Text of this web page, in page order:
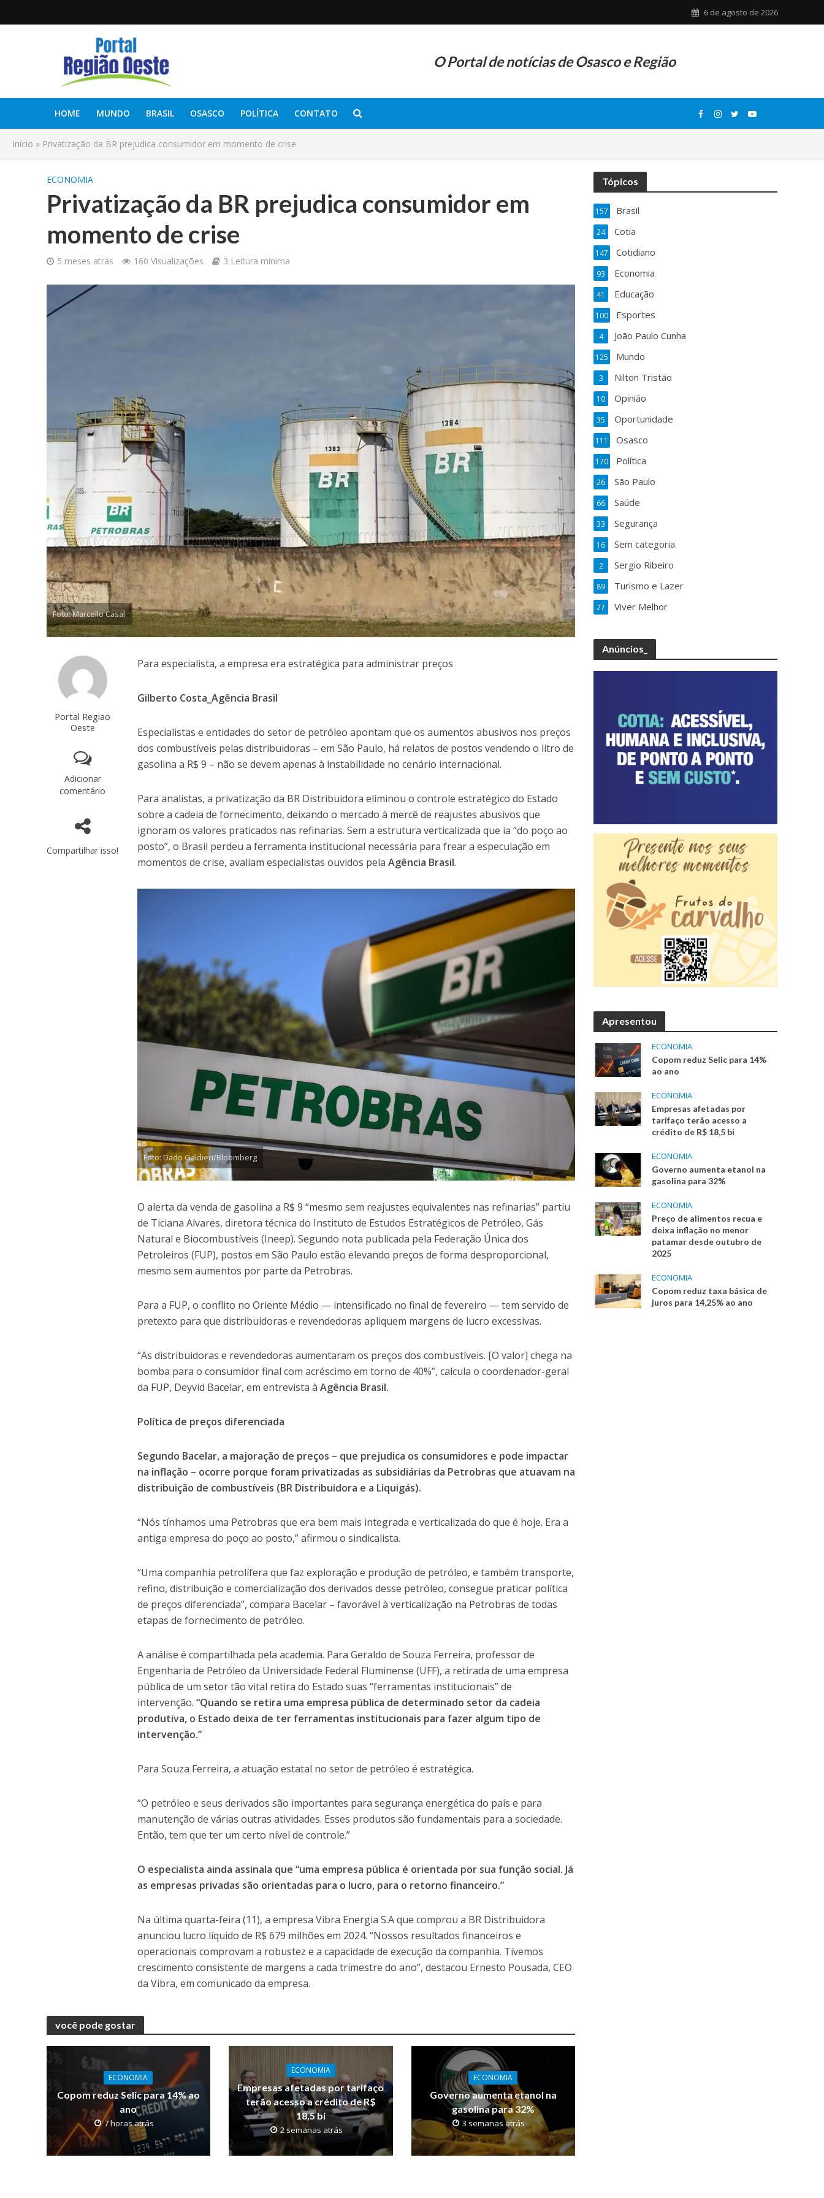
6 de agosto de 2026
O Portal de notícias de Osasco e Região
HOME MUNDO BRASIL OSASCO POLÍTICA CONTATO
Início » Privatização da BR prejudica consumidor em momento de crise
ECONOMIA
Privatização da BR prejudica consumidor em
momento de crise
5 meses atrás 160 Visualizações 3 Leitura mínima
Foto: Marcello Casal
Portal Regiao
Oeste
Adicionar
comentário
Compartilhar isso!
Para especialista, a empresa era estratégica para administrar preços
Gilberto Costa_Agência Brasil
Especialistas e entidades do setor de petróleo apontam que os aumentos abusivos nos preços
dos combustíveis pelas distribuidoras – em São Paulo, há relatos de postos vendendo o litro de
gasolina a R$ 9 – não se devem apenas à instabilidade no cenário internacional.
Para analistas, a privatização da BR Distribuidora eliminou o controle estratégico do Estado
sobre a cadeia de fornecimento, deixando o mercado à mercê de reajustes abusivos que
ignoram os valores praticados nas refinarias. Sem a estrutura verticalizada que ia “do poço ao
posto”, o Brasil perdeu a ferramenta institucional necessária para frear a especulação em
momentos de crise, avaliam especialistas ouvidos pelaAgência Brasil.
Foto: Dado Galdieri/Bloomberg
O alerta da venda de gasolina a R$ 9 “mesmo sem reajustes equivalentes nas refinarias” partiu
de Ticiana Alvares, diretora técnica do Instituto de Estudos Estratégicos de Petróleo, Gás
Natural e Biocombustíveis (Ineep). Segundo nota publicada pela Federação Única dos
Petroleiros (FUP), postos em São Paulo estão elevando preços de forma desproporcional,
mesmo sem aumentos por parte da Petrobras.
Para a FUP, o conflito no Oriente Médio — intensificado no final de fevereiro — tem servido de
pretexto para que distribuidoras e revendedoras apliquem margens de lucro excessivas.
“As distribuidoras e revendedoras aumentaram os preços dos combustíveis. [O valor] chega na
bomba para o consumidor final com acréscimo em torno de 40%”, calcula o coordenador-geral
da FUP, Deyvid Bacelar, em entrevista àAgência Brasil.
Política de preços diferenciada
Segundo Bacelar, a majoração de preços – que prejudica os consumidores e pode impactar
na inflação – ocorre porque foram privatizadas as subsidiárias da Petrobras que atuavam na
distribuição de combustíveis (BR Distribuidora e a Liquigás).
“Nós tínhamos uma Petrobras que era bem mais integrada e verticalizada do que é hoje. Era a
antiga empresa do poço ao posto,” afirmou o sindicalista.
“Uma companhia petrolífera que faz exploração e produção de petróleo, e também transporte,
refino, distribuição e comercialização dos derivados desse petróleo, consegue praticar política
de preços diferenciada”, compara Bacelar – favorável à verticalização na Petrobras de todas
etapas de fornecimento de petróleo.
A análise é compartilhada pela academia. Para Geraldo de Souza Ferreira, professor de
Engenharia de Petróleo da Universidade Federal Fluminense (UFF), a retirada de uma empresa
pública de um setor tão vital retira do Estado suas “ferramentas institucionais” de
intervenção.“Quando se retira uma empresa pública de determinado setor da cadeia
produtiva, o Estado deixa de ter ferramentas institucionais para fazer algum tipo de
intervenção.”
Para Souza Ferreira, a atuação estatal no setor de petróleo é estratégica.
“O petróleo e seus derivados são importantes para segurança energética do país e para
manutenção de várias outras atividades. Esses produtos são fundamentais para a sociedade.
Então, tem que ter um certo nível de controle.”
O especialista ainda assinala que “uma empresa pública é orientada por sua função social. Já
as empresas privadas são orientadas para o lucro, para o retorno financeiro.”
Na última quarta-feira (11), a empresa Vibra Energia S.A que comprou a BR Distribuidora
anunciou lucro líquido de R$ 679 milhões em 2024. “Nossos resultados financeiros e
operacionais comprovam a robustez e a capacidade de execução da companhia. Tivemos
crescimento consistente de margens a cada trimestre do ano”, destacou Ernesto Pousada, CEO
da Vibra, em comunicado da empresa.
você pode gostar
ECONOMIA
Copom reduz Selic para 14% ao
ano
7 horas atrás
ECONOMIA
Empresas afetadas por tarifaço
terão acesso a crédito de R$
18,5 bi
2 semanas atrás
ECONOMIA
Governo aumenta etanol na
gasolina para 32%
3 semanas atrás
Tópicos
Brasil
157
Cotia
24
Cotidiano
147
Economia
93
Educação
41
Esportes
100
João Paulo Cunha
4
Mundo
125
Nilton Tristão
3
Opinião
10
Oportunidade
35
Osasco
111
Política
170
São Paulo
26
Saúde
66
Segurança
33
Sem categoria
16
Sergio Ribeiro
2
Turismo e Lazer
89
Viver Melhor
27
Anúncios_
Apresentou
ECONOMIA
Copom reduz Selic para 14%
ao ano
ECONOMIA
Empresas afetadas por
tarifaço terão acesso a
crédito de R$ 18,5 bi
ECONOMIA
Governo aumenta etanol na
gasolina para 32%
ECONOMIA
Preço de alimentos recua e
deixa inflação no menor
patamar desde outubro de
2025
ECONOMIA
Copom reduz taxa básica de
juros para 14,25% ao ano